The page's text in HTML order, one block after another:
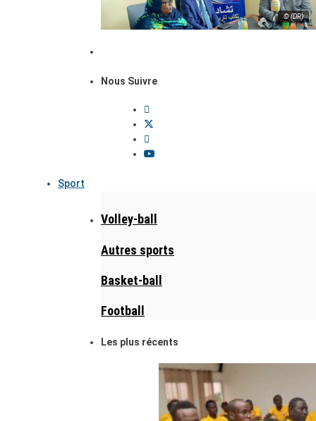
© (DR)
Nous Suivre
Sport
Volley-ball
Autres sports
Basket-ball
Football
Les plus récents